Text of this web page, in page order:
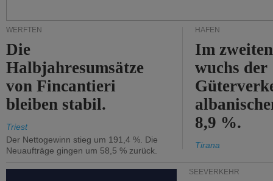
WERFTEN
Die
Halbjahresumsätze
von Fincantieri
bleiben stabil.
Triest
Der Nettogewinn stieg um 191,4 %. Die
Neuaufträge gingen um 58,5 % zurück.
HÄFEN
Im
wuchs der
8,9 %.
Tirana
SEEVERKEHR